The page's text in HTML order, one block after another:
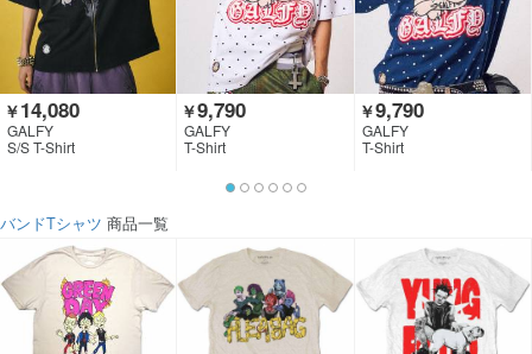
￥14,080
GALFY
S/S T-Shirt
￥9,790
GALFY
T-Shirt
￥9,790
GALFY
T-Shirt
バンドTシャツ 商品一覧